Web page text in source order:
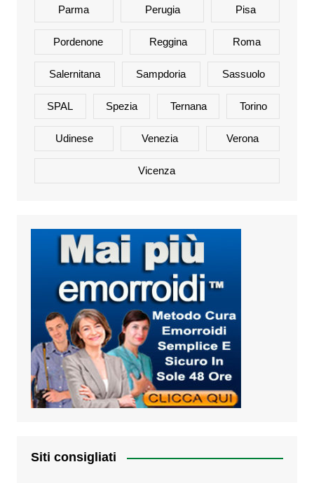
Parma Perugia Pisa
Pordenone Reggina Roma
Salernitana Sampdoria Sassuolo
SPAL Spezia Ternana Torino
Udinese Venezia Verona
Vicenza
Siti consigliati